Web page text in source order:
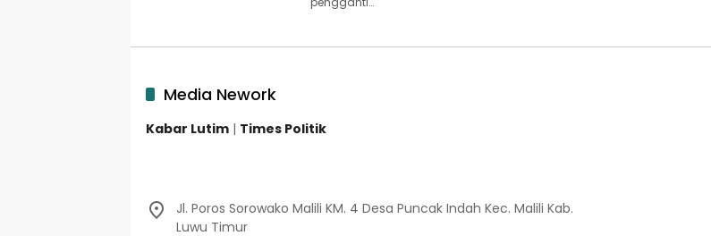
Media Nework
Kabar Lutim | Times Politik
Jl. Poros Sorowako Malili KM. 4 Desa Puncak Indah Kec. Malili Kab.
Luwu Timur